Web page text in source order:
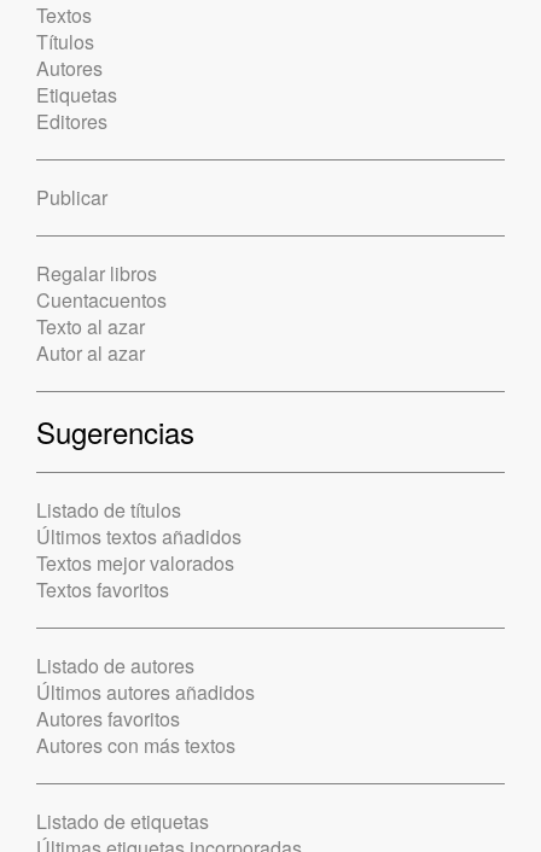
Textos
Títulos
Autores
Etiquetas
Editores
Publicar
Regalar libros
Cuentacuentos
Texto al azar
Autor al azar
Sugerencias
Listado de títulos
Últimos textos añadidos
Textos mejor valorados
Textos favoritos
Listado de autores
Últimos autores añadidos
Autores favoritos
Autores con más textos
Listado de etiquetas